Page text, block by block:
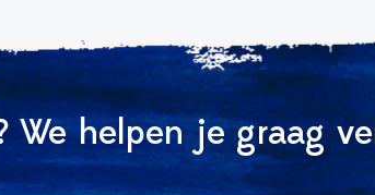
We helpen je graag